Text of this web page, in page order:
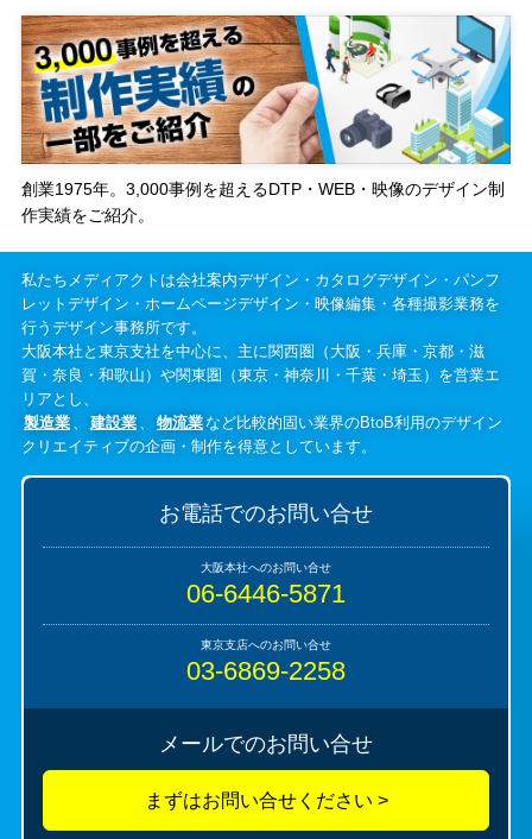
創業1975年。3,000事例を超えるDTP・WEB・映像のデザイン制
作実績をご紹介。
私たちメディアクトは会社案内デザイン・カタログデザイン・パンフ
レットデザイン・ホームページデザイン・映像編集・各種撮影業務を
行うデザイン事務所です。
大阪本社と東京支社を中心に、主に関西圏（大阪・兵庫・京都・滋
賀・奈良・和歌山）や関東圏（東京・神奈川・千葉・埼玉）を営業エ
リアとし、
製造業 、 建設業 、 物流業など比較的固い業界のBtoB利用のデザイン
クリエイティブの企画・制作を得意としています。
お電話でのお問い合せ
06-6446-5871
03-6869-2258
メールでのお問い合せ